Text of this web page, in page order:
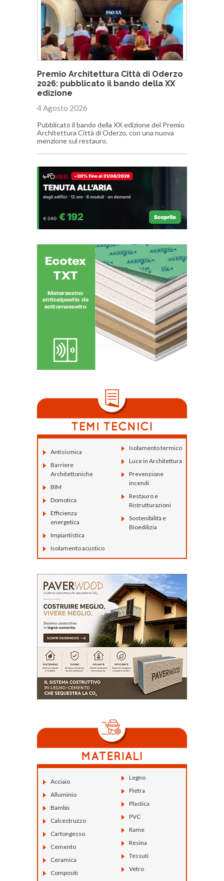
Premio Architettura Città di Oderzo
2026: pubblicato il bando della XX
edizione
4 Agosto 2026
Pubblicato il bando della XX edizione del Premio
Architettura Città di Oderzo, con una nuova
menzione sul restauro.
Antisismica
Barriere
Architettoniche
BIM
Domotica
Efficienza
energetica
Impiantistica
Isolamento acustico
Isolamento termico
Luce in Architettura
Prevenzione
incendi
Restauro e
Ristrutturazioni
Sostenibilità e
Bioedilizia
Acciaio
Alluminio
Bambù
Calcestruzzo
Cartongesso
Cemento
Ceramica
Compositi
Legno
Pietra
Plastica
PVC
Rame
Resina
Tessuti
Vetro